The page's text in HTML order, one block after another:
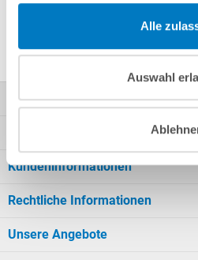
Alle
Auswahl
Kontakt
Kundeninformationen
Rechtliche Informationen
Unsere Angebote